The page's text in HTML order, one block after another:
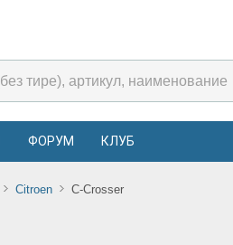
ФОРУМ КЛУБ
Citroen C-Crosser